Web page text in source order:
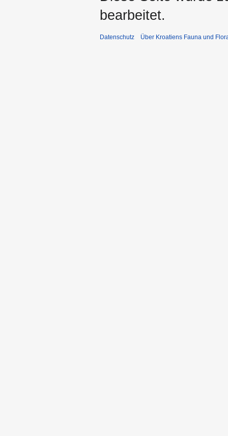
bearbeitet.
Datenschutz Über Kroatiens Fauna und